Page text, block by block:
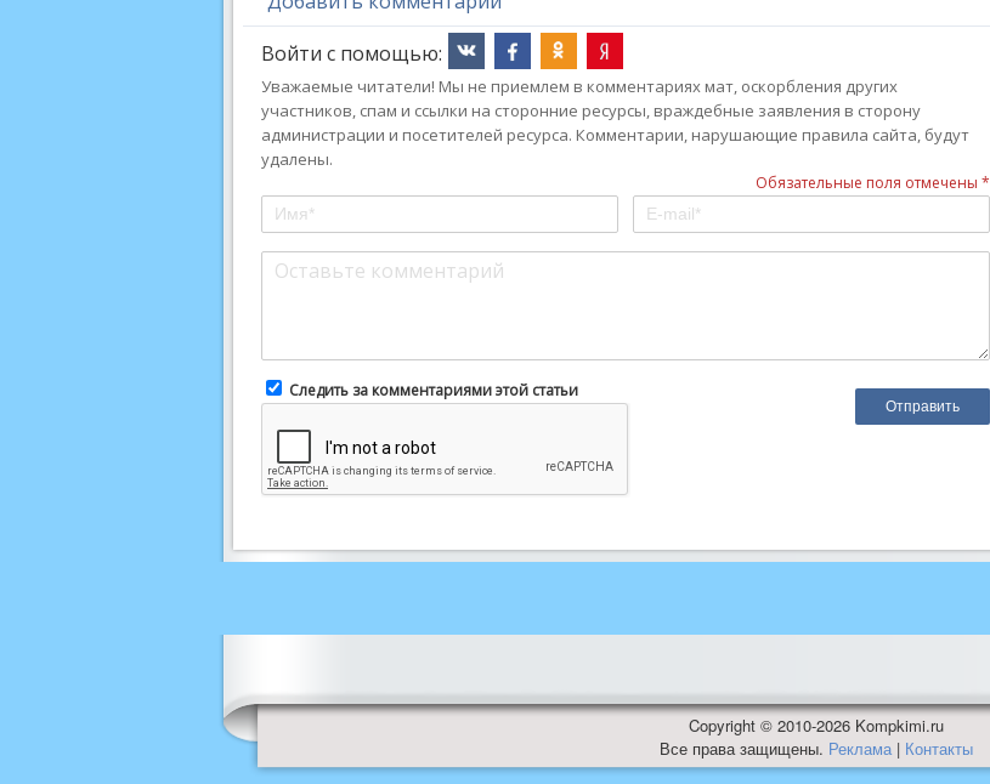
Войти с помощью:
Уважаемые читатели! Мы не приемлем в комментариях мат, оскорбления других
участников, спам и ссылки на сторонние ресурсы, враждебные заявления в сторону
администрации и посетителей ресурса. Комментарии, нарушающие правила сайта, будут
удалены.
Обязательные поля отмечены *
Следить за комментариями этой статьи
Copyright © 2010-2026 Kompkimi.ru
Все права защищены. Реклама| Контакты